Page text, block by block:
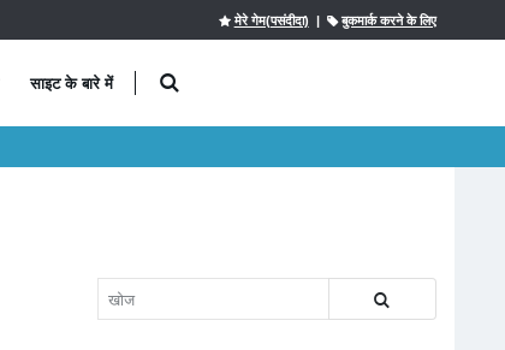
मेरे गेम(पसंदीदा) | बुकमार्क करने के लिए
साइट के बारे में